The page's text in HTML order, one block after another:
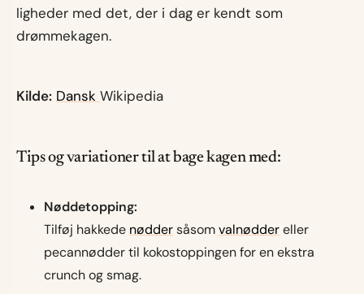
ligheder med det, der i dag er kendt som
drømmekagen.
Kilde: Dansk Wikipedia
Tips og variationer til at bage kagen med:
Nøddetopping:
Tilføj hakkede nøddersåsomvalnøddereller
pecannødder til kokostoppingen for en ekstra
crunch og smag.